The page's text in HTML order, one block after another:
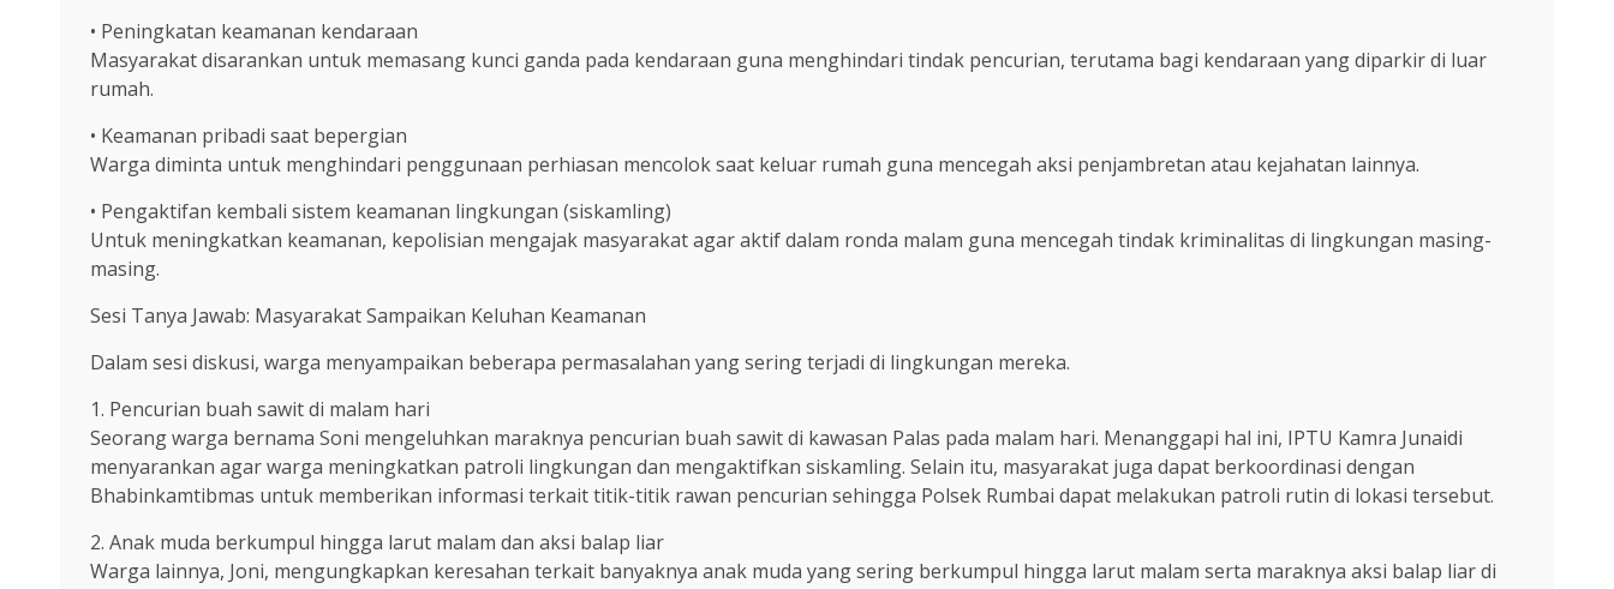
• Peningkatan keamanan kendaraan
Masyarakat disarankan untuk memasang kunci ganda pada kendaraan guna menghindari tindak pencurian, terutama bagi kendaraan yang diparkir di luar
rumah.
• Keamanan pribadi saat bepergian
Warga diminta untuk menghindari penggunaan perhiasan mencolok saat keluar rumah guna mencegah aksi penjambretan atau kejahatan lainnya.
• Pengaktifan kembali sistem keamanan lingkungan (siskamling)
Untuk meningkatkan keamanan, kepolisian mengajak masyarakat agar aktif dalam ronda malam guna mencegah tindak kriminalitas di lingkungan masing-
masing.
Sesi Tanya Jawab: Masyarakat Sampaikan Keluhan Keamanan
Dalam sesi diskusi, warga menyampaikan beberapa permasalahan yang sering terjadi di lingkungan mereka.
1. Pencurian buah sawit di malam hari
Seorang warga bernama Soni mengeluhkan maraknya pencurian buah sawit di kawasan Palas pada malam hari. Menanggapi hal ini, IPTU Kamra Junaidi
menyarankan agar warga meningkatkan patroli lingkungan dan mengaktifkan siskamling. Selain itu, masyarakat juga dapat berkoordinasi dengan
Bhabinkamtibmas untuk memberikan informasi terkait titik-titik rawan pencurian sehingga Polsek Rumbai dapat melakukan patroli rutin di lokasi tersebut.
2. Anak muda berkumpul hingga larut malam dan aksi balap liar
Warga lainnya, Joni, mengungkapkan keresahan terkait banyaknya anak muda yang sering berkumpul hingga larut malam serta maraknya aksi balap liar di